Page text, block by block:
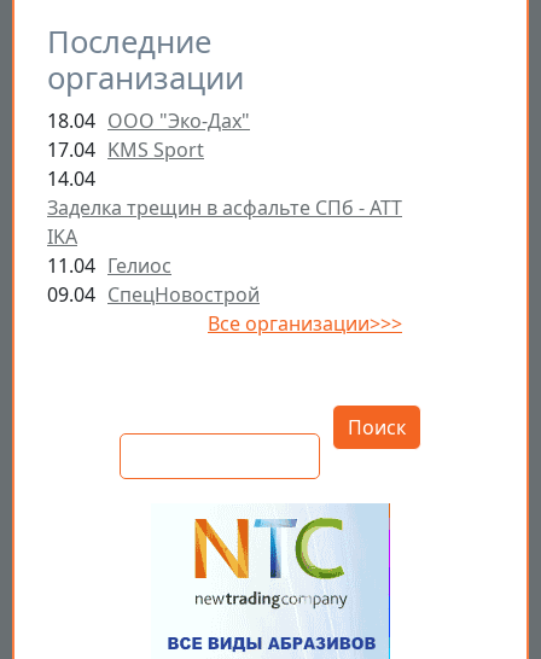
Последние
организации
18.04 ООО "Эко-Дах"
17.04 KMS Sport
14.04
Заделка трещин в асфальте СПб - ATT
IKA
11.04 Гелиос
09.04 СпецНовострой
Все организации>>>